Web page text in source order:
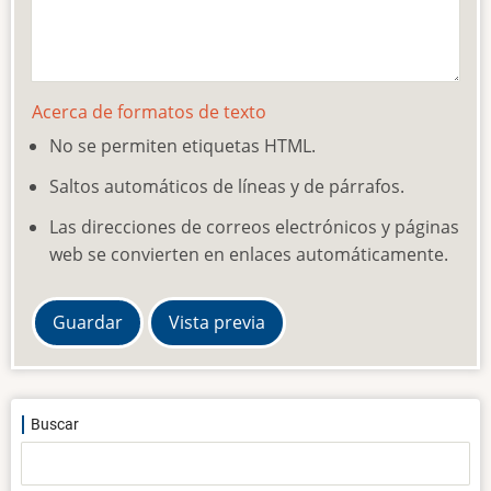
Acerca de formatos de texto
No se permiten etiquetas HTML.
Saltos automáticos de líneas y de párrafos.
Las direcciones de correos electrónicos y páginas
web se convierten en enlaces automáticamente.
Buscar